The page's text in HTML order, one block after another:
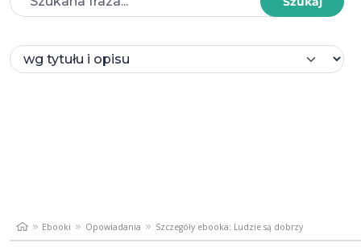
Ebooki Opowiadania Szczegóły ebooka: Ludzie są dobrzy